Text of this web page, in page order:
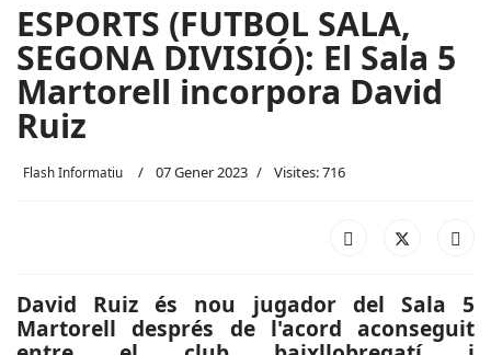
ESPORTS (FUTBOL SALA,
SEGONA DIVISIÓ): El Sala 5
Martorell incorpora David
Ruiz
Flash Informatiu 07 Gener 2023 Visites: 716
David Ruiz és nou jugador del Sala 5
Martorell després de l'acord aconseguit